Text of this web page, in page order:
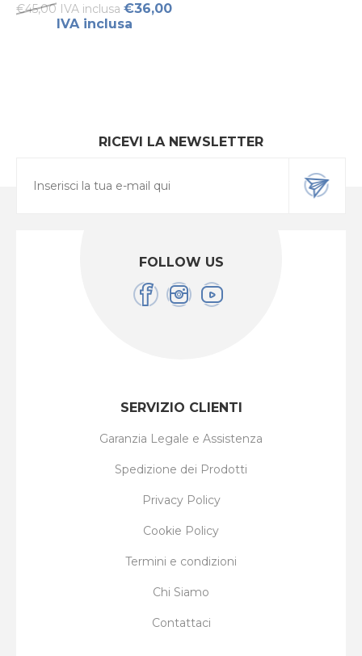
€45,00 IVA inclusa €36,00
IVA inclusa
RICEVI LA NEWSLETTER
FOLLOW US
SERVIZIO CLIENTI
Garanzia Legale e Assistenza
Spedizione dei Prodotti
Privacy Policy
Cookie Policy
Termini e condizioni
Chi Siamo
Contattaci